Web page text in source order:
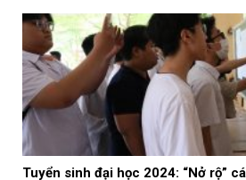
Tuyển sinh đại học 2024: “Nở rộ”